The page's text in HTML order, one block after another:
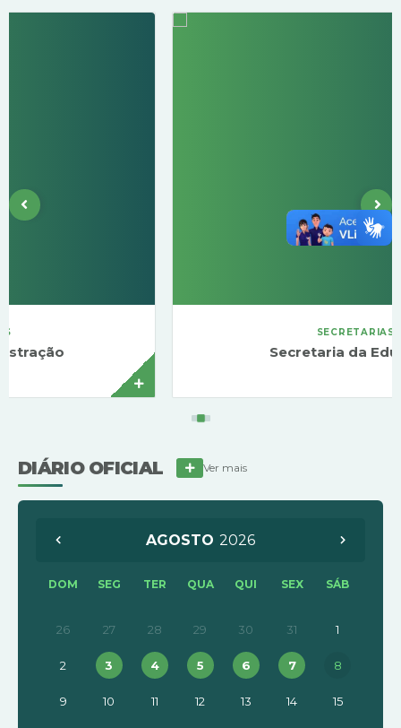
Secretaria da Educação
Alessandra Seawright
DIÁRIO OFICIAL Ver mais
AGOSTO 2026
DOM SEG TER QUA QUI SEX SÁB
26 27 28 29 30 31 1
2 3 4 5 6 7 8
9 10 11 12 13 14 15